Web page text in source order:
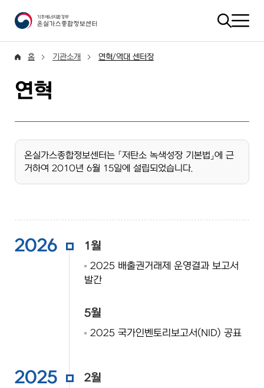
홈 기관소개 연혁/역대 센터장
연혁
온실가스종합정보센터는 「저탄소 녹색성장 기본법」에 근
거하여 2010년 6월 15일에 설립되었습니다.
2026 1월
2025 배출권거래제 운영결과 보고서
발간
5월
2025 국가인벤토리보고서(NID) 공표
2025 2월